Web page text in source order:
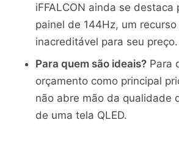
iFFALCON ainda se destaca
painel de 144Hz, um
inacreditável para seu preço.
Para quem são ideais?Para
orçamento como principal
não abre mão da qualidade
de uma tela QLED.